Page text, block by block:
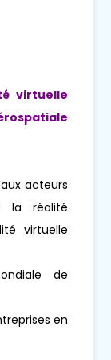
virtuelle
acteurs
la réalité
virtuelle
de
en